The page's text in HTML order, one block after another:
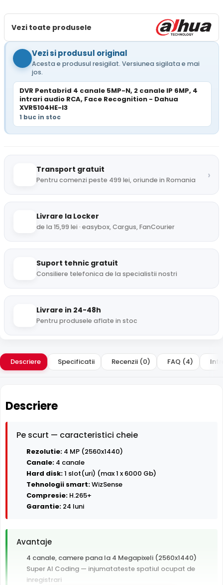
Vezi toate produsele
Vezi si produsul original
Acesta e produsul resigilat. Versiunea sigilata e mai
jos.
DVR Pentabrid 4 canale 5MP-N, 2 canale IP 6MP, 4
intrari audio RCA, Face Recognition - Dahua
XVR5104HE-I3
1 buc in stoc
Transport gratuit
Pentru comenzi peste 499 lei, oriunde in Romania ›
Livrare la Locker
de la 15,99 lei · easybox, Cargus, FanCourier
Suport tehnic gratuit
Consiliere telefonica de la specialistii nostri
Livrare in 24-48h
Pentru produsele aflate in stoc
Descriere Specificatii Recenzii (0) FAQ (4)
Descriere
Pe scurt — caracteristici cheie
Rezolutie: 4 MP (2560x1440)
Canale: 4 canale
Hard disk:1 slot(uri) (max 1 x 6000 Gb)
Tehnologii smart:WizSense
Compresie: H.265+
Garantie: 24 luni
Avantaje
4 canale, camere pana la 4 Megapixeli (2560x1440)
Super AI Coding — injumatateste spatiul ocupat de
inregistrari